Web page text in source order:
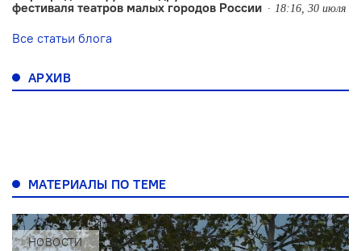
фестиваля театров малых городов России
18:16, 30 июля
Все статьи блога
АРХИВ
МАТЕРИАЛЫ ПО ТЕМЕ
НОВОСТИ